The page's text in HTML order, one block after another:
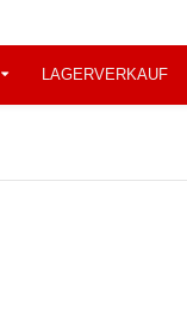
LAGERVERKAUF